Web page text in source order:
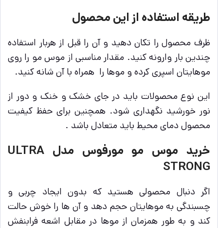
طریقه استفاده از این محصول
ظرف محصول را تکان دهید و آن را قبل از هربار استفاده
چندین بار وارونه کنید. مقدار مناسبی از موس مو را روی
موهایتان اسپری کرده و موها را همراه با آن شانه کنید.
این نوع محصولات باید در جای خشک و خنک و دور از
نور خورشید نگهداری شود. همچنین برای حفظ کیفیت
محصول دمای محیط باید متعادل باشد .
خرید موس مو مورفوس مدل ULTRA
STRONG
اگر دنبال محصولی هستید که بدون ایجاد چربی و
چسبندگی به موهایتان حجم دهد و آن ها را خوش حالت
کند و به طور همزمان از موها در مقابل اشعه فرابنفش